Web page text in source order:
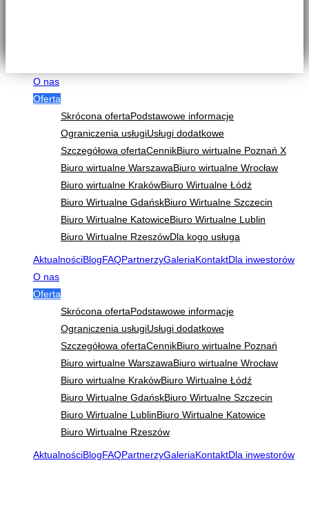
O nas
Oferta
Skrócona ofertaPodstawowe informacje
Ograniczenia usługiUsługi dodatkowe
Szczegółowa ofertaCennikBiuro wirtualne Poznań X
Biuro wirtualne WarszawaBiuro wirtualne Wrocław
Biuro wirtualne KrakówBiuro Wirtualne Łódź
Biuro Wirtualne GdańskBiuro Wirtualne Szczecin
Biuro Wirtualne KatowiceBiuro Wirtualne Lublin
Biuro Wirtualne RzeszówDla kogo usługa
AktualnościBlogFAQPartnerzyGaleriaKontaktDla inwestorów
O nas
Oferta
Skrócona ofertaPodstawowe informacje
Ograniczenia usługiUsługi dodatkowe
Szczegółowa ofertaCennikBiuro wirtualne Poznań
Biuro wirtualne WarszawaBiuro wirtualne Wrocław
Biuro wirtualne KrakówBiuro Wirtualne Łódź
Biuro Wirtualne GdańskBiuro Wirtualne Szczecin
Biuro Wirtualne LublinBiuro Wirtualne Katowice
Biuro Wirtualne Rzeszów
AktualnościBlogFAQPartnerzyGaleriaKontaktDla inwestorów